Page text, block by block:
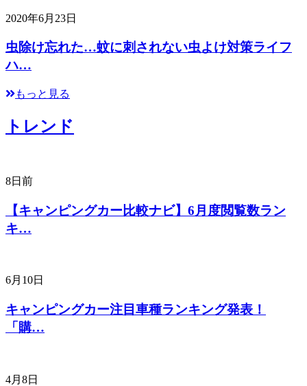
2020年6月23日
虫除け忘れた…蚊に刺されない虫よけ対策ライフ
ハ…
もっと見る
トレンド
8日前
【キャンピングカー比較ナビ】6月度閲覧数ラン
キ…
6月10日
キャンピングカー注目車種ランキング発表！
「購…
4月8日